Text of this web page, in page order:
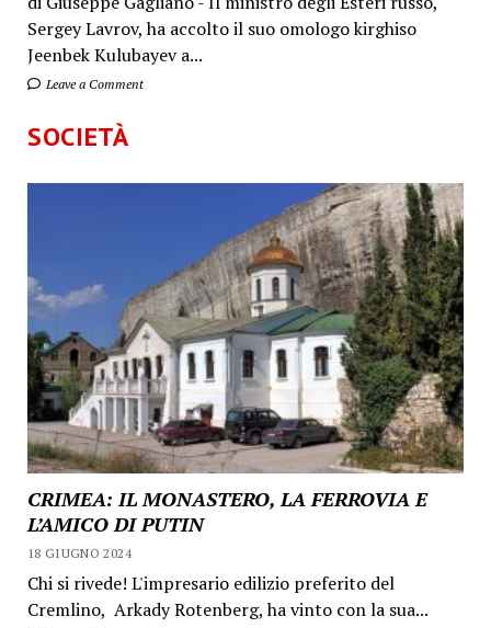
Sergey Lavrov, ha accolto il suo omologo kirghiso
Jeenbek Kulubayev a...
Leave a Comment
SOCIETÀ
CRIMEA: IL MONASTERO, LA FERROVIA E
L’AMICO DI PUTIN
18 GIUGNO 2024
Chi si rivede! L'impresario edilizio preferito del
Cremlino, Arkady Rotenberg, ha vinto con la sua...